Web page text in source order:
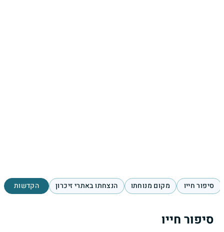
סיפור חייו מקום מנוחתו הנצחתו באתרי זיכרון הקדשות
סיפור חייו